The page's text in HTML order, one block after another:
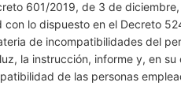
601/2019, de 3 de
lo dispuesto en el Decreto
de incompatibilidades del
la instrucción, informe y, en
de las personas